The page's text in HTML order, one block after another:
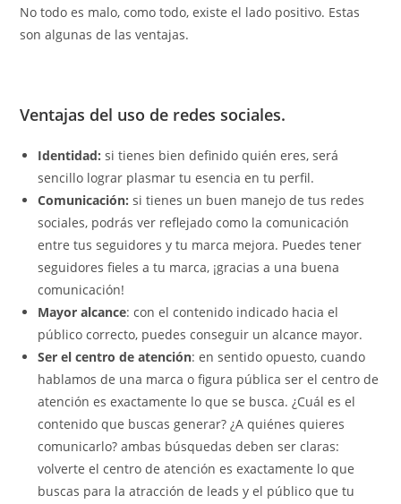
No todo es malo, como todo, existe el lado positivo. Estas
son algunas de las ventajas.
Ventajas del uso de redes sociales.
Identidad: si tienes bien definido quién eres, será
sencillo lograr plasmar tu esencia en tu perfil.
Comunicación: si tienes un buen manejo de tus redes
sociales, podrás ver reflejado como la comunicación
entre tus seguidores y tu marca mejora. Puedes tener
seguidores fieles a tu marca, ¡gracias a una buena
comunicación!
Mayor alcance: con el contenido indicado hacia el
público correcto, puedes conseguir un alcance mayor.
Ser el centro de atención: en sentido opuesto, cuando
hablamos de una marca o figura pública ser el centro de
atención es exactamente lo que se busca. ¿Cuál es el
contenido que buscas generar? ¿A quiénes quieres
comunicarlo? ambas búsquedas deben ser claras:
volverte el centro de atención es exactamente lo que
buscas para la atracción de leads y el público que tu